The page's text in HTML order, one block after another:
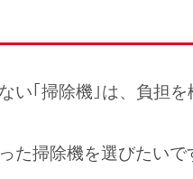
い｢掃除機｣は、負担
た掃除機を選びたいで